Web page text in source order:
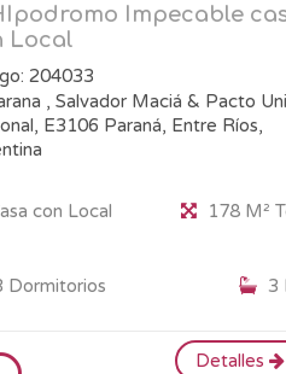
Impecable
Local
204033
, Salvador Maciá & Pacto
E3106 Paraná, Entre Ríos,
con Local 178 M²
Dormitorios 3
Detalles